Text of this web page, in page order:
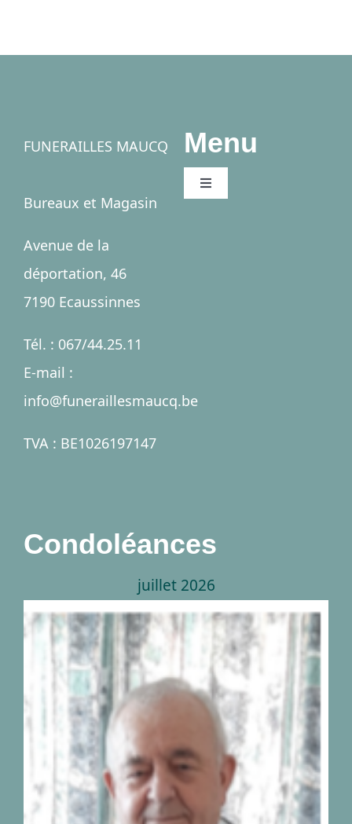
FUNERAILLES MAUCQ
Bureaux et Magasin
Avenue de la
déportation, 46
7190 Ecaussinnes
Tél. : 067/44.25.11
E-mail :
info@funeraillesmaucq.be
TVA : BE1026197147
Menu
Toggle
Salles
Nécrologies
Condoléances
juillet 2026
Décès de monsieur
Georges Peetermans
04.09.1942-28.07.2026